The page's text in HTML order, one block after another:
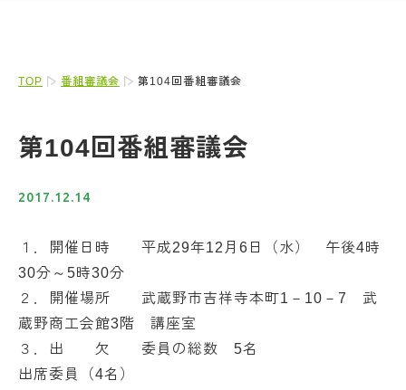
TOP 番組審議会 第104回番組審議会
第104回番組審議会
2017.12.14
１．開催日時 平成29年12月6日（水） 午後4時
30分～5時30分
２．開催場所 武蔵野市吉祥寺本町1－10－7 武
蔵野商工会館3階 講座室
３．出 欠 委員の総数 5名
出席委員（4名）